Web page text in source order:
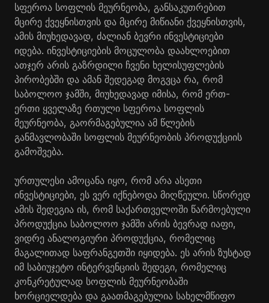
სფეროა სოფლის მეურნეობა, განსაკუთრებით
მცირე ქვეყნისთვის და მცირე მიწიანი ქვეყნისთვის,
ამის მიუხედავად, ძალიან ბევრი ინვესტიციები
იდება. ინვესტიციების მოცულობა დაახლოებით
ათჯერ არის გაზრდილი ჩვენი ხელისუფლების
პირობებში და ამან შედეგად მოგვცა რა, რომ
საბოლოო ჯამში, მიუხედავად იმისა, რომ ერთ-
ერთი ყველაზე რთული სფეროა სოფლის
მეურნეობა, გაორმაგებულია ამ წლების
განმავლობაში სოფლის მეურნეობის პროდუქციის
გამოშვება.
ურთულესი ამოცანა იყო, რომ არა ასეთი
ინვესტიციები, ეს ვერ იქნებოდა მიღწეული. სწორედ
ამის შედეგია ის, რომ საქართველოში წარმოებული
პროდუქცია საბოლოო ჯამში არის ბევრად იაფი,
ვიდრე ანალოგიური პროდუქცია, რომელიც
მაგალითად საფრანგეთში იყიდება. ეს არის ზუსტად
იმ საბიუჯეტო ინტერვენციის შედეგი, რომელიც
კონკრეტულად სოფლის მეურნეობაში
ხორციელდება და გაათმაგებულია სახელმწიფო